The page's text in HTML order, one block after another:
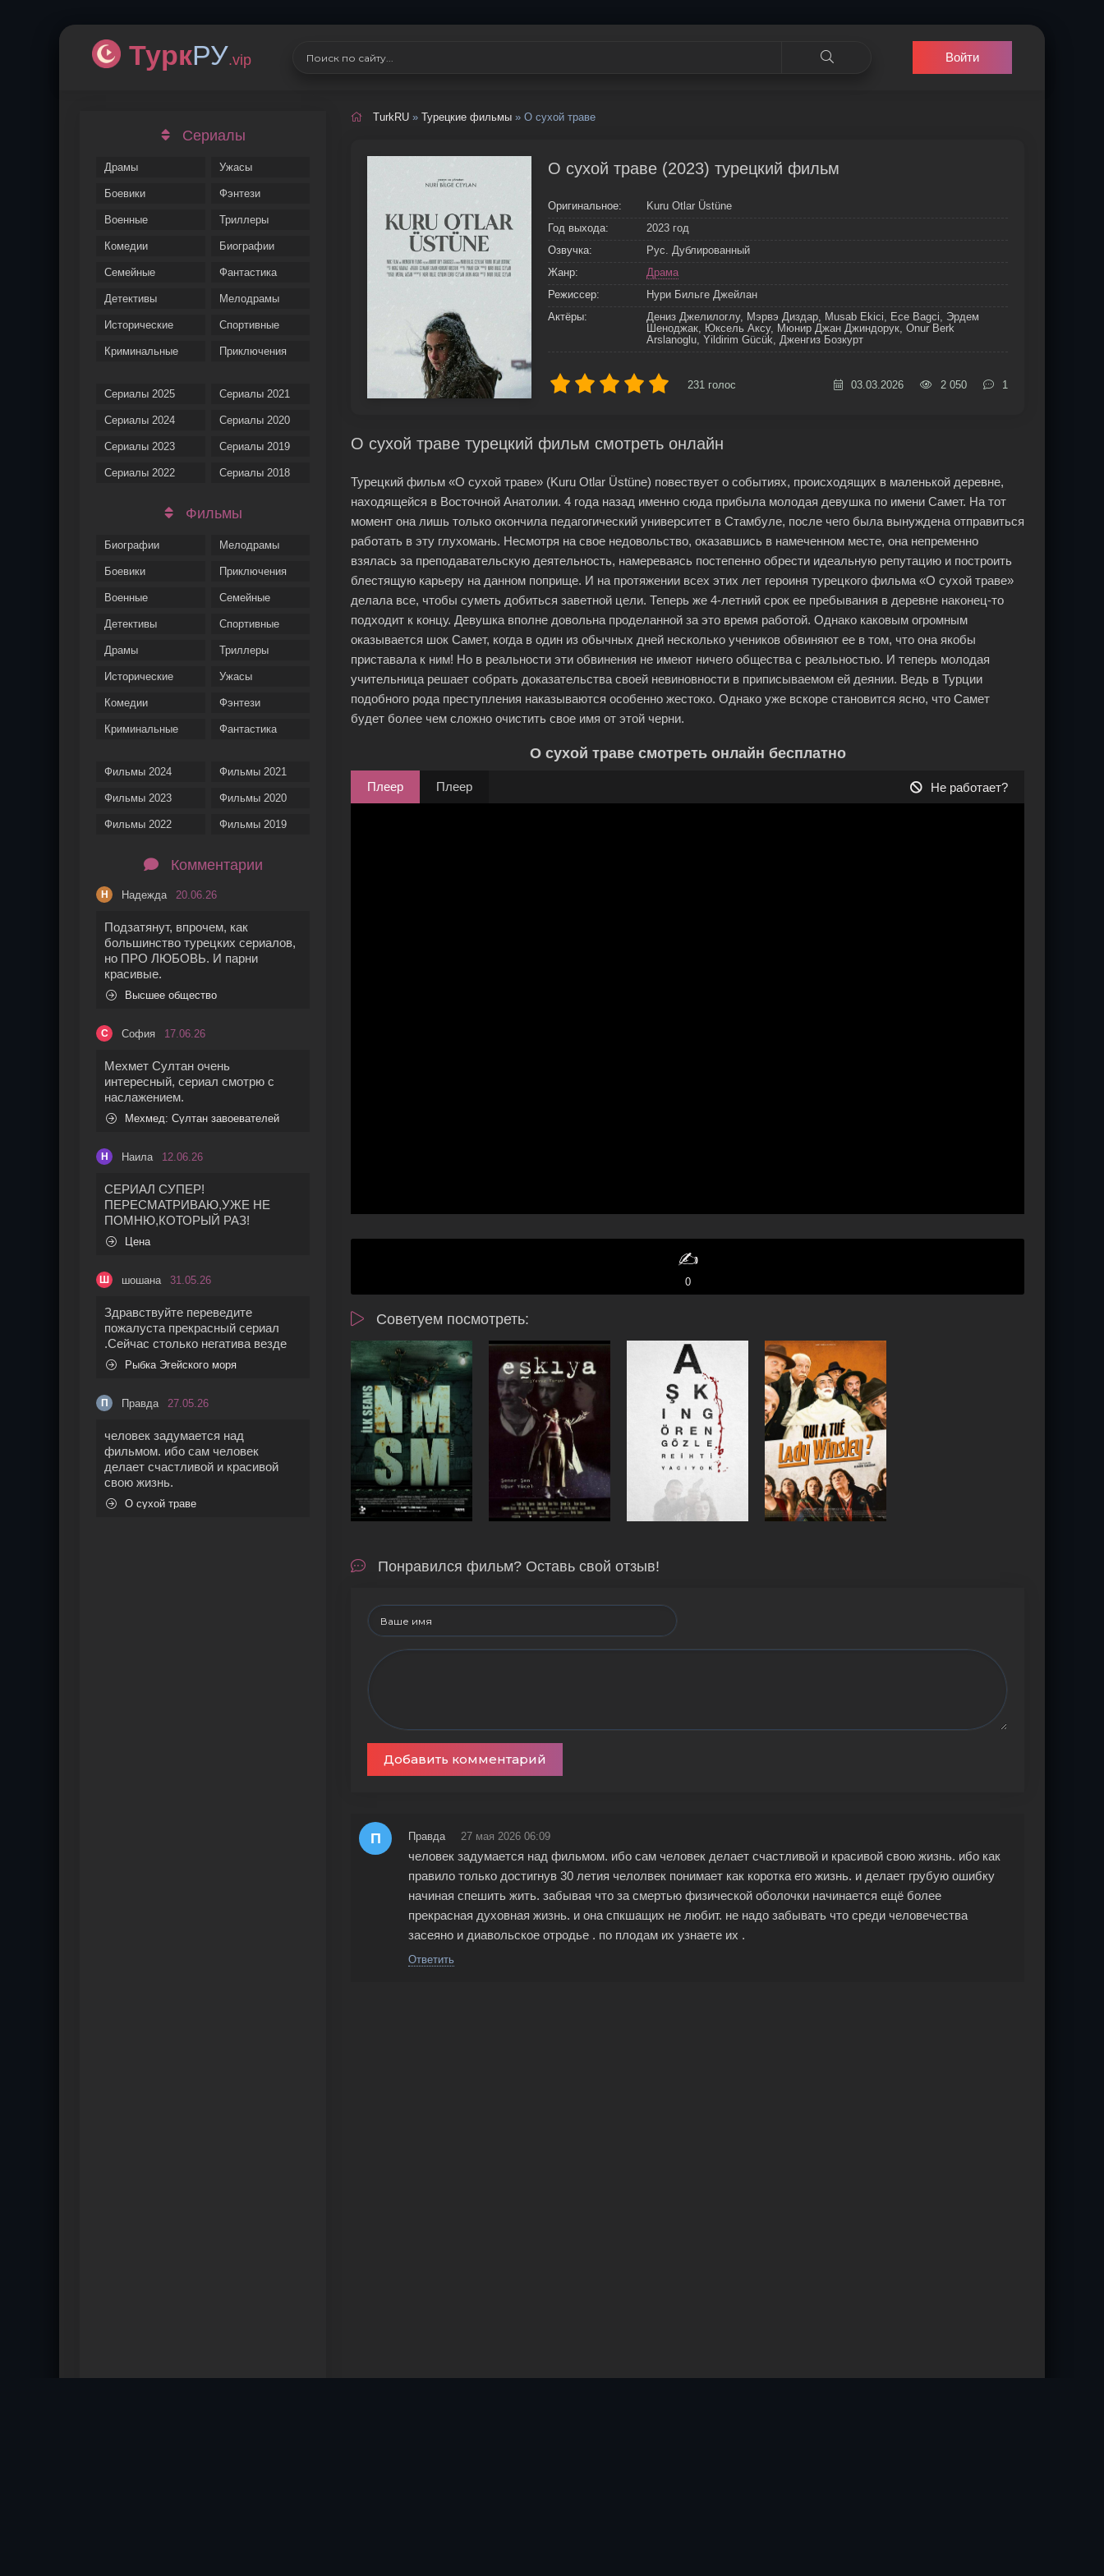
ТуркРУ.vip Войти
Сериалы
Драмы
Боевики
Военные
Комедии
Семейные
Детективы
Исторические
Криминальные
Ужасы
Фэнтези
Триллеры
Биографии
Фантастика
Мелодрамы
Спортивные
Приключения
Сериалы 2025
Сериалы 2024
Сериалы 2023
Сериалы 2022
Сериалы 2021
Сериалы 2020
Сериалы 2019
Сериалы 2018
Фильмы
Биографии
Боевики
Военные
Детективы
Драмы
Исторические
Комедии
Криминальные
Мелодрамы
Приключения
Семейные
Спортивные
Триллеры
Ужасы
Фэнтези
Фантастика
Фильмы 2024
Фильмы 2023
Фильмы 2022
Фильмы 2021
Фильмы 2020
Фильмы 2019
Комментарии
Н Надежда 20.06.26
Подзатянут, впрочем, как
большинство турецких сериалов,
но ПРО ЛЮБОВЬ. И парни
красивые.
Высшее общество
С София 17.06.26
Мехмет Султан очень
интересный, сериал смотрю с
наслажением.
Мехмед: Султан завоевателей
Н Наила 12.06.26
СЕРИАЛ СУПЕР!
ПЕРЕСМАТРИВАЮ,УЖЕ НЕ
ПОМНЮ,КОТОРЫЙ РАЗ!
Цена
Ш шошана 31.05.26
Здравствуйте переведите
пожалуста прекрасный сериал
.Сейчас столько негатива везде
Рыбка Эгейского моря
П Правда 27.05.26
человек задумается над
фильмом. ибо сам человек
делает счастливой и красивой
свою жизнь.
О сухой траве
TurkRU » Турецкие фильмы » О сухой траве
О сухой траве (2023) турецкий фильм
Оригинальное:
Kuru Otlar Üstüne
Год выхода:
2023 год
Озвучка:
Рус. Дублированный
Жанр:
Драма
Режиссер:
Нури Бильге Джейлан
Актёры:
Дениз Джелилоглу, Мэрвэ Диздар, Musab Ekici, Ece Bagci, Эрдем
Шеноджак, Юксель Аксу, Мюнир Джан Джиндорук, Onur Berk
Arslanoglu, Yildirim Gücük, Дженгиз Бозкурт
231 голос 03.03.2026 2 050 1
О сухой траве турецкий фильм смотреть онлайн
Турецкий фильм «О сухой траве» (Kuru Otlar Üstüne) повествует о событиях, происходящих в маленькой деревне,
находящейся в Восточной Анатолии. 4 года назад именно сюда прибыла молодая девушка по имени Самет. На тот
момент она лишь только окончила педагогический университет в Стамбуле, после чего была вынуждена отправиться
работать в эту глухомань. Несмотря на свое недовольство, оказавшись в намеченном месте, она непременно
взялась за преподавательскую деятельность, намереваясь постепенно обрести идеальную репутацию и построить
блестящую карьеру на данном поприще. И на протяжении всех этих лет героиня турецкого фильма «О сухой траве»
делала все, чтобы суметь добиться заветной цели. Теперь же 4-летний срок ее пребывания в деревне наконец-то
подходит к концу. Девушка вполне довольна проделанной за это время работой. Однако каковым огромным
оказывается шок Самет, когда в один из обычных дней несколько учеников обвиняют ее в том, что она якобы
приставала к ним! Но в реальности эти обвинения не имеют ничего общества с реальностью. И теперь молодая
учительница решает собрать доказательства своей невиновности в приписываемом ей деянии. Ведь в Турции
подобного рода преступления наказываются особенно жестоко. Однако уже вскоре становится ясно, что Самет
будет более чем сложно очистить свое имя от этой черни.
О сухой траве смотреть онлайн бесплатно
Плеер Плеер Не работает?
✍️
0
Советуем посмотреть:
Понравился фильм? Оставь свой отзыв!
Добавить комментарий
П Правда 27 мая 2026 06:09
человек задумается над фильмом. ибо сам человек делает счастливой и красивой свою жизнь. ибо как
правило только достигнув 30 летия челолвек понимает как коротка его жизнь. и делает грубую ошибку
начиная спешить жить. забывая что за смертью физической оболочки начинается ещё более
прекрасная духовная жизнь. и она спкшащих не любит. не надо забывать что среди человечества
засеяно и диавольское отродье . по плодам их узнаете их .
Ответить